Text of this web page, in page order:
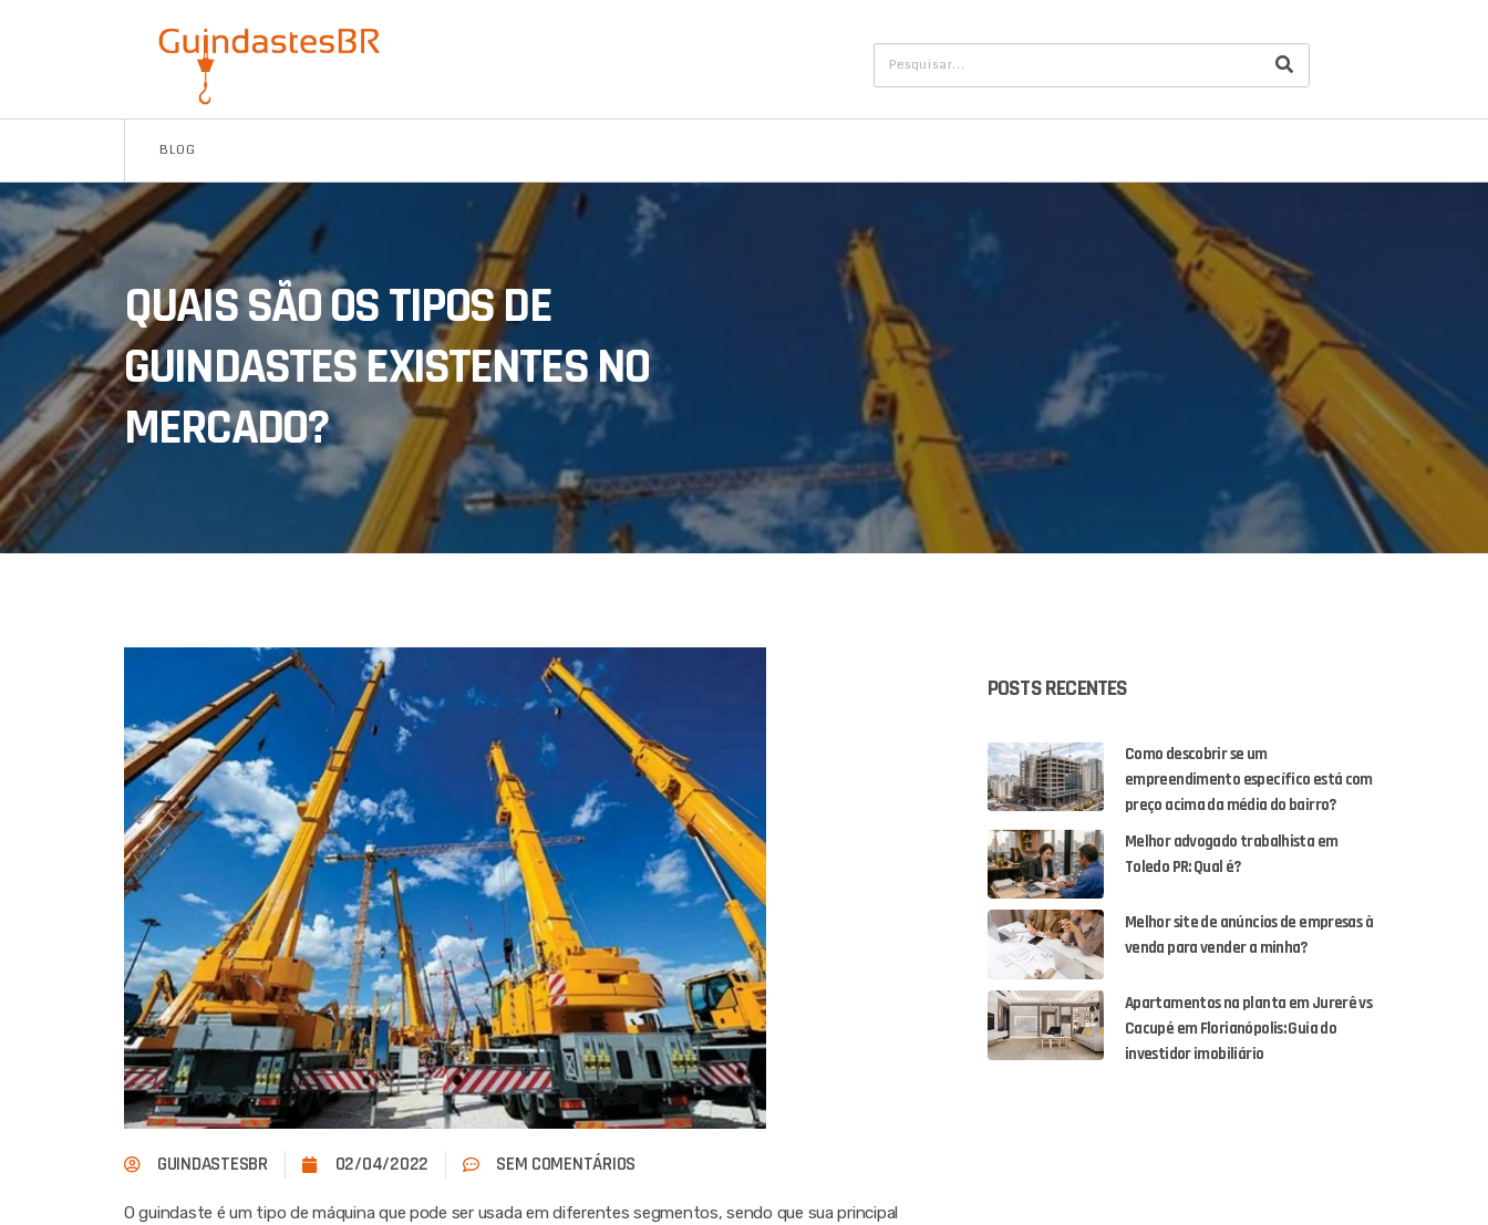
BLOG
QUAIS SÃO OS TIPOS DE
GUINDASTES EXISTENTES NO
MERCADO?
GUINDASTESBR 02/04/2022 SEM COMENTÁRIOS
O guindaste é um tipo de máquina que pode ser usada em diferentes segmentos, sendo que sua principal
POSTS RECENTES
Como descobrir se um
empreendimento específico está com
preço acima da média do bairro?
Melhor advogado trabalhista em
Toledo PR: Qual é?
Melhor site de anúncios de empresas à
venda para vender a minha?
Apartamentos na planta em Jurerê vs
Cacupé em Florianópolis: Guia do
investidor imobiliário